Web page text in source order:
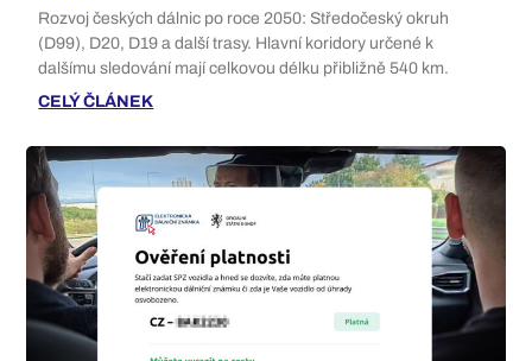
Rozvoj českých dálnic po roce 2050: Středočeský okruh
(D99), D20, D19 a další trasy. Hlavní koridory určené k
dalšímu sledování mají celkovou délku přibližně 540 km.
CELÝ ČLÁNEK